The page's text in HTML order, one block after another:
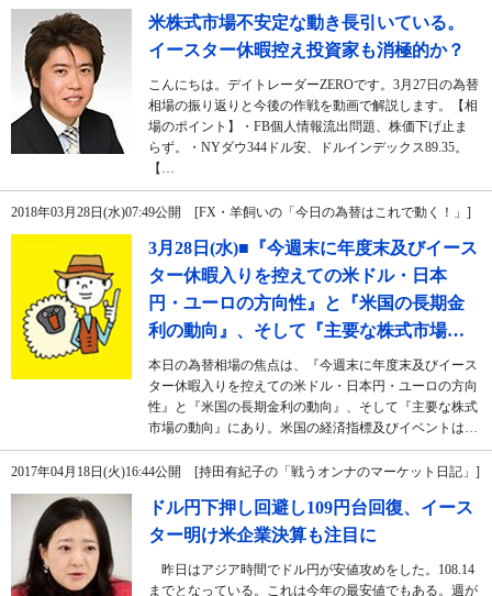
米株式市場不安定な動き長引いている。
イースター休暇控え投資家も消極的か？
こんにちは。デイトレーダーZEROです。3月27日の為替
相場の振り返りと今後の作戦を動画で解説します。【相
場のポイント】・FB個人情報流出問題、株価下げ止ま
らず。・NYダウ344ドル安、ドルインデックス89.35。
【…
2018年03月28日(水)07:49公開 [FX・羊飼いの「今日の為替はこれで動く！」]
3月28日(水)■『今週末に年度末及びイース
ター休暇入りを控えての米ドル・日本
円・ユーロの方向性』と『米国の長期金
利の動向』、そして『主要な株式市場…
本日の為替相場の焦点は、『今週末に年度末及びイース
ター休暇入りを控えての米ドル・日本円・ユーロの方向
性』と『米国の長期金利の動向』、そして『主要な株式
市場の動向』にあり。米国の経済指標及びイベントは…
2017年04月18日(火)16:44公開 [持田有紀子の「戦うオンナのマーケット日記」]
ドル円下押し回避し109円台回復、イース
ター明け米企業決算も注目に
昨日はアジア時間でドル円が安値攻めをした。108.14
までとなっている。これは今年の最安値でもある。週が